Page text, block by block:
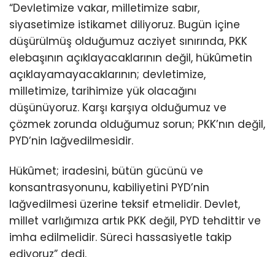
“Devletimize vakar, milletimize sabır,
siyasetimize istikamet diliyoruz. Bugün içine
düşürülmüş olduğumuz acziyet sınırında, PKK
elebaşının açıklayacaklarının değil, hükûmetin
açıklayamayacaklarının; devletimize,
milletimize, tarihimize yük olacağını
düşünüyoruz. Karşı karşıya olduğumuz ve
çözmek zorunda olduğumuz sorun; PKK’nın değil,
PYD’nin lağvedilmesidir.
Hükûmet; iradesini, bütün gücünü ve
konsantrasyonunu, kabiliyetini PYD’nin
lağvedilmesi üzerine teksif etmelidir. Devlet,
millet varlığımıza artık PKK değil, PYD tehdittir ve
imha edilmelidir. Süreci hassasiyetle takip